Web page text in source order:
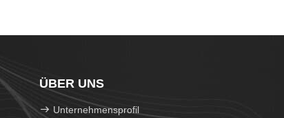
ÜBER UNS
Unternehmensprofil